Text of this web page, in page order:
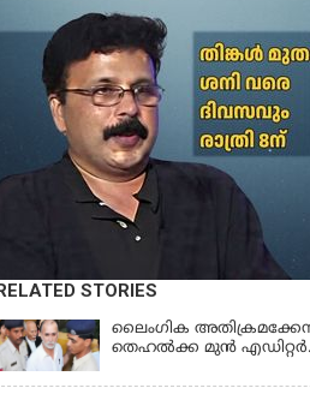
STORIES
ലൈംഗിക
തെഹല്‍ക്ക മുന്‍ എഡിറ്റര്‍